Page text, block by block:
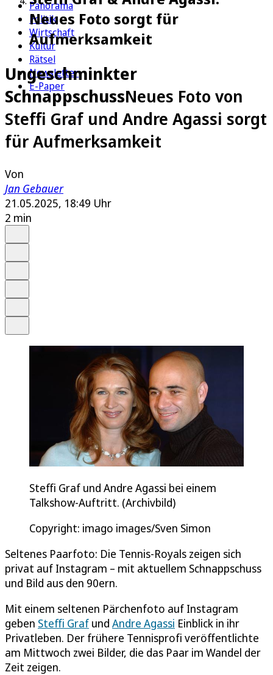
Panorama
Politik
Wirtschaft
Kultur
Rätsel
Newsletter
E-Paper
Neues Foto sorgt für
Aufmerksamkeit
Ungeschminkter
SchnappschussNeues Foto von
Steffi Graf und Andre Agassi sorgt
für Aufmerksamkeit
Von
Jan Gebauer
21.05.2025, 18:49 Uhr
2 min
Steffi Graf und Andre Agassi bei einem
Talkshow-Auftritt. (Archivbild)
Copyright: imago images/Sven Simon
Seltenes Paarfoto: Die Tennis-Royals zeigen sich
privat auf Instagram – mit aktuellem Schnappschuss
und Bild aus den 90ern.
Mit einem seltenen Pärchenfoto auf Instagram
geben Steffi Graf und Andre Agassi Einblick in ihr
Privatleben. Der frühere Tennisprofi veröffentlichte
am Mittwoch zwei Bilder, die das Paar im Wandel der
Zeit zeigen.